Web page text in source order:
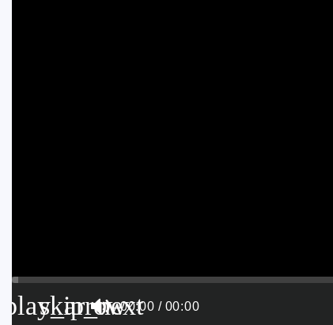
play_arrow
skip_next
00:00 00:00